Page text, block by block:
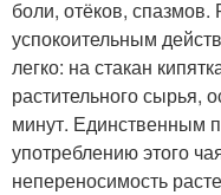
боли, отёков, спазмов.
успокоительным
легко: на стакан
растительного сырья,
минут. Единственным
употреблению этого
непереносимость